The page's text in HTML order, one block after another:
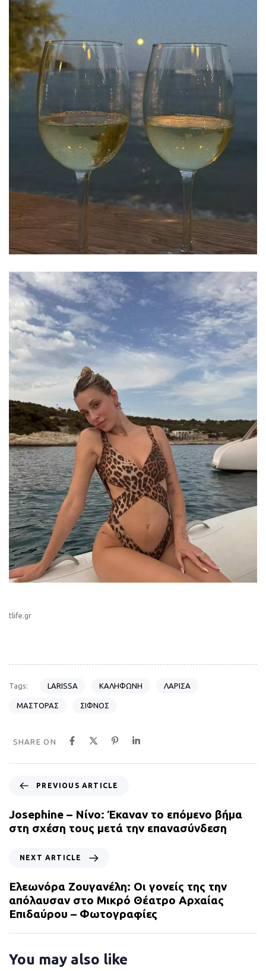
tlife.gr
Tags: LARISSA ΚΑΛΗΦΩΝΗ ΛΑΡΙΣΑ
ΜΑΣΤΟΡΑΣ ΣΙΦΝΟΣ
SHARE ON
e
v
i
A
r
t
i
l
PREVIOUS ARTICLE
Josephine – Νίνο: Έκαναν το επόμενο βήμα
στη σχέση τους μετά την επανασύνδεση
x
t
A
r
t
c
NEXT ARTICLE
Ελεωνόρα Ζουγανέλη: Οι γονείς της την
απόλαυσαν στο Μικρό Θέατρο Αρχαίας
Επιδαύρου – Φωτογραφίες
You may also like